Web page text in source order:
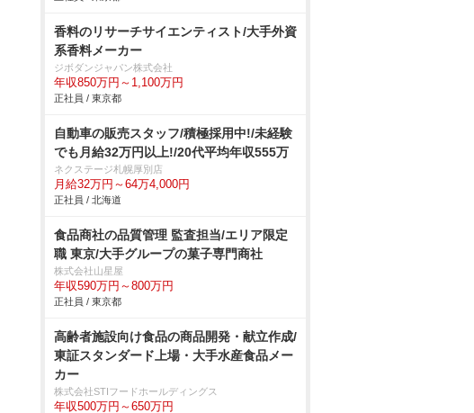
香料のリサーチサイエンティスト/大手外資
系香料メーカー
ジボダンジャパン株式会社
年収850万円～1,100万円
正社員 / 東京都
自動車の販売スタッフ/積極採用中!/未経験
でも月給32万円以上!/20代平均年収555万
ネクステージ札幌厚別店
月給32万円～64万4,000円
正社員 / 北海道
食品商社の品質管理 監査担当/エリア限定
職 東京/大手グループの菓子専門商社
株式会社山星屋
年収590万円～800万円
正社員 / 東京都
高齢者施設向け食品の商品開発・献立作成/
東証スタンダード上場・大手水産食品メー
カー
株式会社STIフードホールディングス
年収500万円～650万円